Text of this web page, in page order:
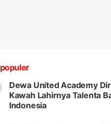
Dewa United Academy
Kawah Lahirnya Talenta
Indonesia